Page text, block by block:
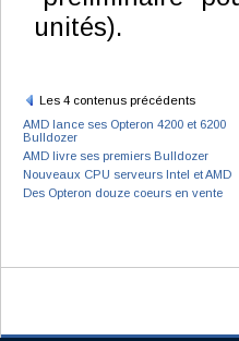
unités).
Les 4 contenus précédents
AMD lance ses Opteron 4200 et 6200
Bulldozer
AMD livre ses premiers Bulldozer
Nouveaux CPU serveurs Intel et AMD
Des Opteron douze coeurs en vente